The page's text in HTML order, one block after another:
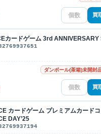
買
カードゲーム 3rd ANNIVERSARY
ダンボール(茶箱)未開封
買
カードゲーム プレミアムカード
DAY’25